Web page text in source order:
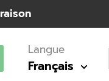
Langue
Français